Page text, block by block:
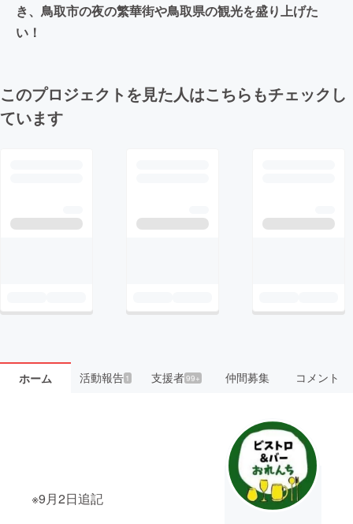
き、鳥取市の夜の繁華街や鳥取県の観光を盛り上げた
い！
このプロジェクトを見た人はこちらもチェックし
ています
ホーム 活動報告1 支援者99+ 仲間募集 コメント
※9月2日追記